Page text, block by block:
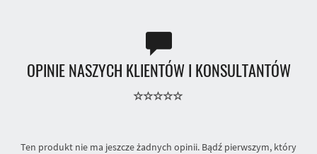
OPINIE NASZYCH KLIENTÓW I KONSULTANTÓW
Ten produkt nie ma jeszcze żadnych opinii. Bądź pierwszym, który